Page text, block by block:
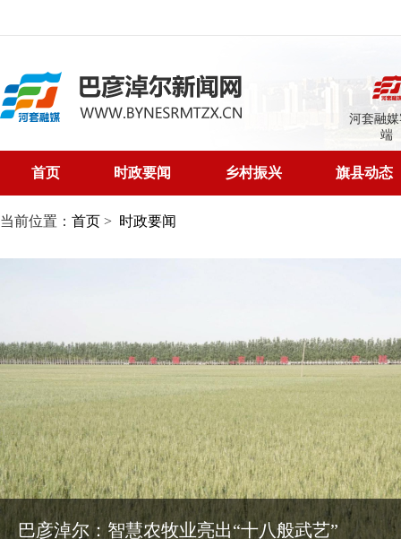
河套融
端
首页 时政要闻 乡村振兴 旗县动态
当前位置： 首页 > 时政要闻
巴彦淖尔：智慧农牧业亮出“十八般武艺”